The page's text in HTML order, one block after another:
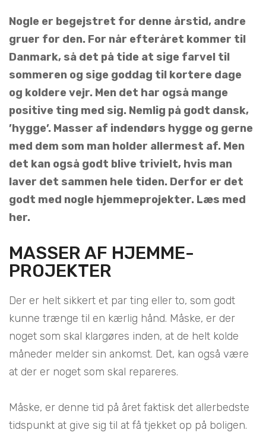
Nogle er begejstret for denne årstid, andre
gruer for den. For når efteråret kommer til
Danmark, så det på tide at sige farvel til
sommeren og sige goddag til kortere dage
og koldere vejr. Men det har også mange
positive ting med sig. Nemlig på godt dansk,
’hygge’. Masser af indendørs hygge og gerne
med dem som man holder allermest af. Men
det kan også godt blive trivielt, hvis man
laver det sammen hele tiden. Derfor er det
godt med nogle hjemmeprojekter. Læs med
her.
MASSER AF HJEMME-
PROJEKTER
Der er helt sikkert et par ting eller to, som godt
kunne trænge til en kærlig hånd. Måske, er der
noget som skal klargøres inden, at de helt kolde
måneder melder sin ankomst. Det, kan også være
at der er noget som skal repareres.
Måske, er denne tid på året faktisk det allerbedste
tidspunkt at give sig til at få tjekket op på boligen.